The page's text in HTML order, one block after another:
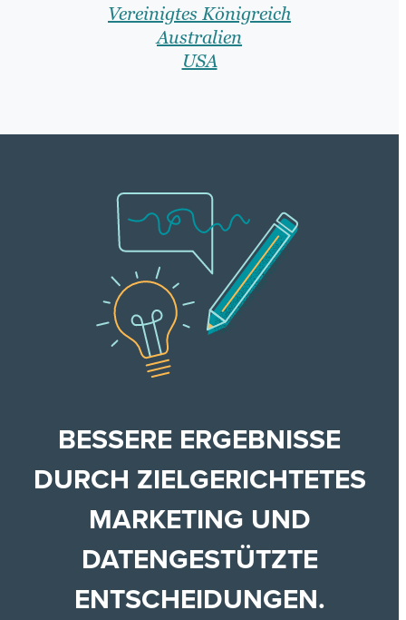
Vereinigtes Königreich
Australien
USA
BESSERE ERGEBNISSE
DURCH ZIELGERICHTETES
MARKETING UND
DATENGESTÜTZTE
ENTSCHEIDUNGEN.